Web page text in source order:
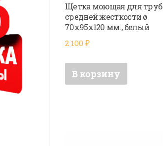
Щетка моющая для труб
средней жесткости ø
70х95х120 мм., белый
2 100 ₽
В корзину